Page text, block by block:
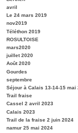
avril
Le 24 mars 2019
nov2019
Téléthon 2019
ROSULTOISE
mars2020
juillet 2020
Août 2020
Gourdes
septembre
Séjour à Calais 13-14-15 mai
Trail fraise
Cassel 2 avril 2023
Calais 2023
Trail de la fraise 2 juin 2024
namur 25 mai 2024